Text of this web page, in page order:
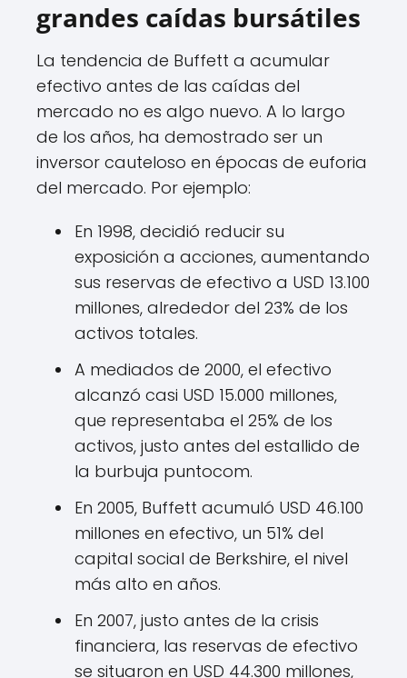
grandes caídas bursátiles
La tendencia de Buffett a acumular
efectivo antes de las caídas del
mercado no es algo nuevo. A lo largo
de los años, ha demostrado ser un
inversor cauteloso en épocas de euforia
del mercado. Por ejemplo:
En 1998, decidió reducir su
exposición a acciones, aumentando
sus reservas de efectivo a USD 13.100
millones, alrededor del 23% de los
activos totales.
A mediados de 2000, el efectivo
alcanzó casi USD 15.000 millones,
que representaba el 25% de los
activos, justo antes del estallido de
la burbuja puntocom.
En 2005, Buffett acumuló USD 46.100
millones en efectivo, un 51% del
capital social de Berkshire, el nivel
más alto en años.
En 2007, justo antes de la crisis
financiera, las reservas de efectivo
se situaron en USD 44.300 millones,